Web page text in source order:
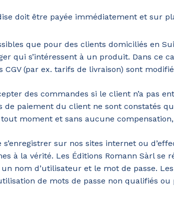
doit être payée immédiatement et sur
que pour des clients domiciliés en
qui s’intéressent à un produit. Dans ce
(par ex. tarifs de livraison) sont
des commandes si le client n’a pas
paiement du client ne sont constatés
moment et sans aucune
sur nos sites internet ou
à la vérité. Les Éditions Romann Sàrl se
nom d’utilisateur et le mot de passe.
de mots de passe non qualifiés